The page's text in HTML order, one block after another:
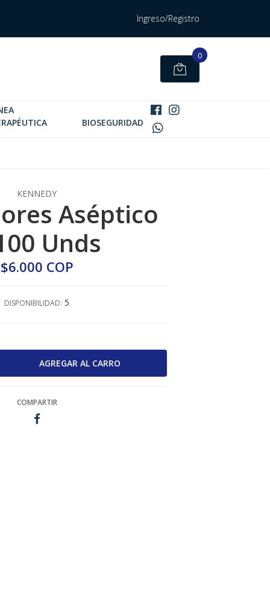
Ingreso/Registro
0
BIOSEGURIDAD
KENNEDY
Aséptico
Unds
$6.000 COP
DISPONIBILIDAD: 5
COMPARTIR